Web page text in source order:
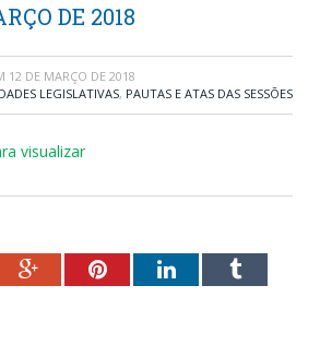
DE 2018
12 DE MARÇO DE 2018
LEGISLATIVAS, PAUTAS E ATAS DAS SESSÕES
visualizar
Google+PinterestLinkedInTumblr